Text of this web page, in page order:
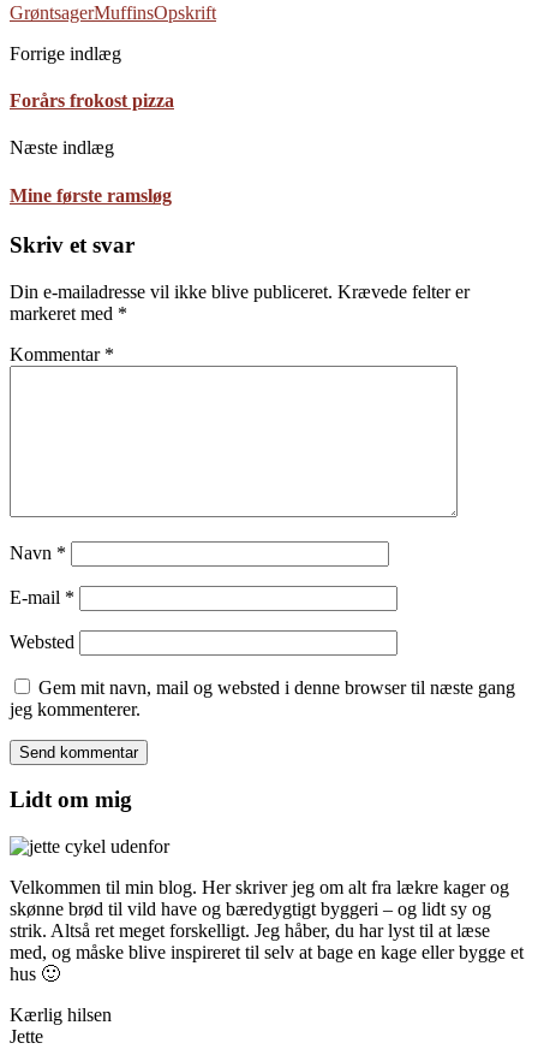
GrøntsagerMuffinsOpskrift
Forrige indlæg
Forårs frokost pizza
Næste indlæg
Mine første ramsløg
Skriv et svar
Din e-mailadresse vil ikke blive publiceret. Krævede felter er
markeret med *
Kommentar *
Navn *
E-mail *
Websted
Gem mit navn, mail og websted i denne browser til næste gang
jeg kommenterer.
Lidt om mig
Velkommen til min blog. Her skriver jeg om alt fra lækre kager og
skønne brød til vild have og bæredygtigt byggeri – og lidt sy og
strik. Altså ret meget forskelligt. Jeg håber, du har lyst til at læse
med, og måske blive inspireret til selv at bage en kage eller bygge et
hus 🙂
Kærlig hilsen
Jette